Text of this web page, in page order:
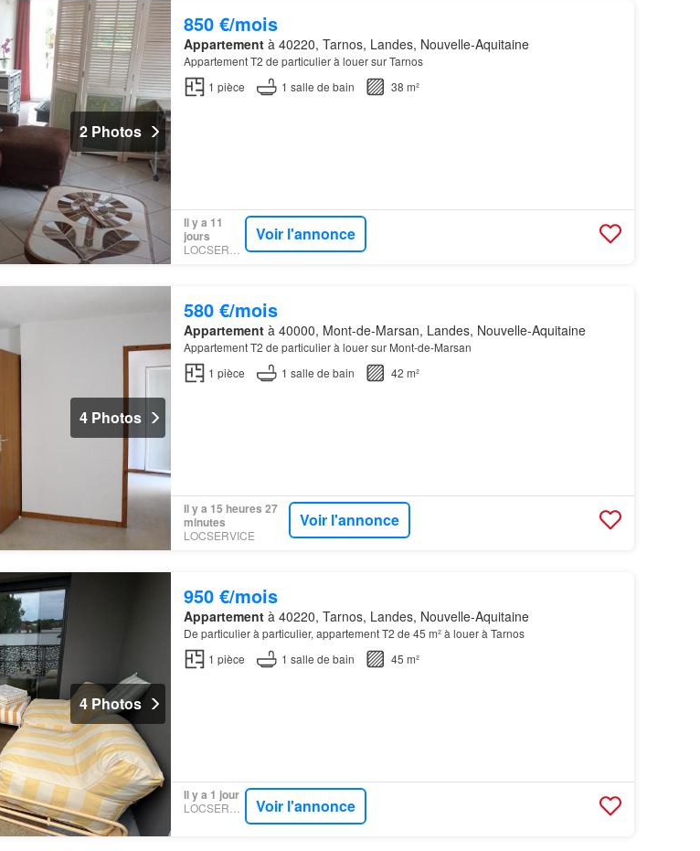
2 Photos
850 €/mois
Appartementà 40220, Tarnos, Landes, Nouvelle-Aquitaine
Appartement T2 de particulier à louer sur Tarnos
1 pièce 1 salle de bain 38 m²
Il y a 11
jours
Voir l'annonce
4 Photos
580 €/mois
Appartementà 40000, Mont-de-Marsan, Landes, Nouvelle-Aquitaine
Appartement T2 de particulier à louer sur Mont-de-Marsan
1 pièce 1 salle de bain 42 m²
Il y a 15 heures 27
minutes
LOCSERVICE
Voir l'annonce
4 Photos
950 €/mois
Appartementà 40220, Tarnos, Landes, Nouvelle-Aquitaine
De particulier à particulier, appartement T2 de 45 m² à louer à Tarnos
1 pièce 1 salle de bain 45 m²
Il y a 1 jour
Voir l'annonce